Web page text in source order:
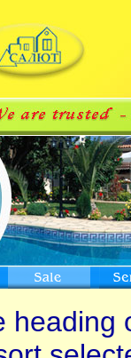
heading